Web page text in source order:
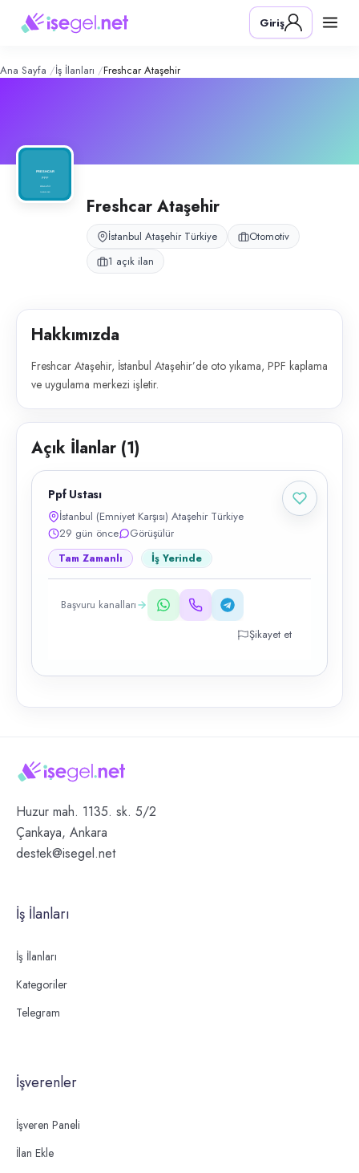
Ataşehir – Şirket Profili
Konum:
Freshcar Ataşehir, İstanbul Ataşehir’de oto yıkama, PPF kaplama ve
Giriş
Ana Sayfa İş İlanları Freshcar Ataşehir
Freshcar Ataşehir
İstanbul Ataşehir Türkiye
Otomotiv
1 açık ilan
Hakkımızda
Freshcar Ataşehir, İstanbul Ataşehir’de oto yıkama, PPF kaplama
ve uygulama merkezi işletir.
Açık İlanlar (1)
Ppf Ustası
İstanbul (Emniyet Karşısı) Ataşehir Türkiye
29 gün önce
Görüşülür
Tam Zamanlı İş Yerinde
Başvuru kanalları
Şikayet et
Huzur mah. 1135. sk. 5/2
Çankaya, Ankara
destek@isegel.net
İş İlanları
İş İlanları
Kategoriler
Telegram
İşverenler
İşveren Paneli
İlan Ekle